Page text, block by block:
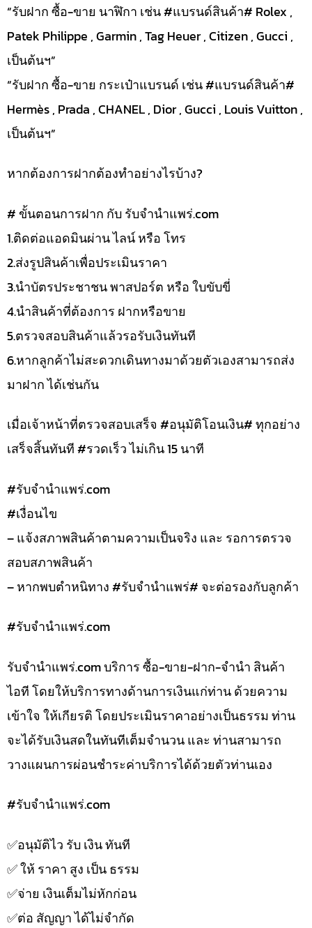
“รับฝาก ซื้อ-ขาย นาฬิกา เช่น #แบรนด์สินค้า# Rolex ,
Patek Philippe , Garmin , Tag Heuer , Citizen , Gucci ,
เป็นต้นฯ”
“รับฝาก ซื้อ-ขาย กระเป๋าแบรนด์ เช่น #แบรนด์สินค้า#
Hermès , Prada , CHANEL , Dior , Gucci , Louis Vuitton ,
เป็นต้นฯ”
หากต้องการฝากต้องทำอย่างไรบ้าง?
# ขั้นตอนการฝาก กับ รับจำนำแพร่.com
1.ติดต่อแอดมินผ่าน ไลน์ หรือ โทร
2.ส่งรูปสินค้าเพื่อประเมินราคา
3.นำบัตรประชาชน พาสปอร์ต หรือ ใบขับขี่
4.นำสินค้าที่ต้องการ ฝากหรือขาย
5.ตรวจสอบสินค้าแล้วรอรับเงินทันที
6.หากลูกค้าไม่สะดวกเดินทางมาด้วยตัวเองสามารถส่ง
มาฝาก ได้เช่นกัน
เมื่อเจ้าหน้าที่ตรวจสอบเสร็จ #อนุมัติโอนเงิน# ทุกอย่าง
เสร็จสิ้นทันที #รวดเร็ว ไม่เกิน 15 นาที
#รับจํานําแพร่.com
#เงื่อนไข
– แจ้งสภาพสินค้าตามความเป็นจริง และ รอการตรวจ
สอบสภาพสินค้า
– หากพบตำหนิทาง #รับจำนำแพร่# จะต่อรองกับลูกค้า
#รับจํานําแพร่.com
รับจํานําแพร่.com บริการ ซื้อ-ขาย-ฝาก-จำนำ สินค้า
ไอที โดยให้บริการทางด้านการเงินแก่ท่าน ด้วยความ
เข้าใจ ให้เกียรติ โดยประเมินราคาอย่างเป็นธรรม ท่าน
จะได้รับเงินสดในทันทีเต็มจำนวน และ ท่านสามารถ
วางแผนการผ่อนชำระค่าบริการได้ด้วยตัวท่านเอง
#รับจํานําแพร่.com
✅️อนุมัติไว รับ เงิน ทันที
✅️ ให้ ราคา สูง เป็น ธรรม
✅️จ่าย เงินเต็มไม่หักก่อน
✅️ต่อ สัญญา ได้ไม่จำกัด